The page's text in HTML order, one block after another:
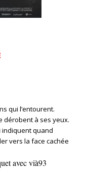
qui l’entourent.
dérobent à ses yeux.
indiquent quand
vers la face cachée
avec vià93